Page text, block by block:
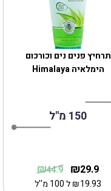
תרחיץ פנים נים וכורכום
150 מ"ל
29.9
₪
44.9
₪
19.93
₪ל 100 מ''ל